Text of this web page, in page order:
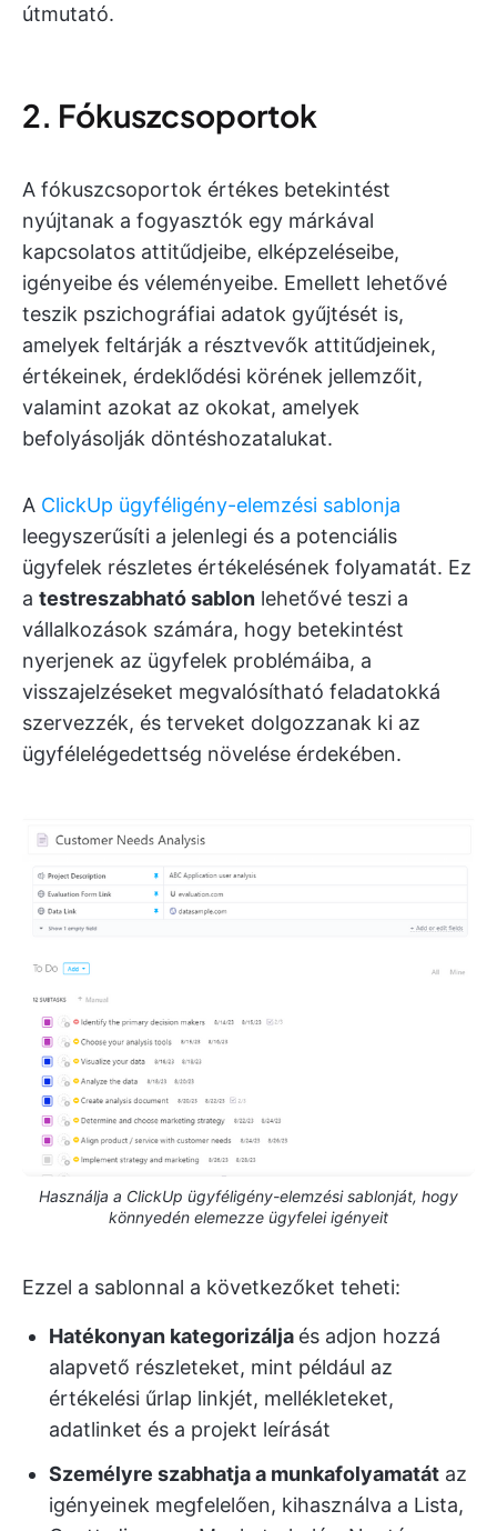
útmutató.
2. Fókuszcsoportok
A fókuszcsoportok értékes betekintést
nyújtanak a fogyasztók egy márkával
kapcsolatos attitűdjeibe, elképzeléseibe,
igényeibe és véleményeibe. Emellett lehetővé
teszik pszichográfiai adatok gyűjtését is,
amelyek feltárják a résztvevők attitűdjeinek,
értékeinek, érdeklődési körének jellemzőit,
valamint azokat az okokat, amelyek
befolyásolják döntéshozatalukat.
A ClickUp ügyféligény-elemzési sablonja
leegyszerűsíti a jelenlegi és a potenciális
ügyfelek részletes értékelésének folyamatát. Ez
a testreszabható sablon lehetővé teszi a
vállalkozások számára, hogy betekintést
nyerjenek az ügyfelek problémáiba, a
visszajelzéseket megvalósítható feladatokká
szervezzék, és terveket dolgozzanak ki az
ügyfélelégedettség növelése érdekében.
Használja a ClickUp ügyféligény-elemzési sablonját, hogy
könnyedén elemezze ügyfelei igényeit
Ezzel a sablonnal a következőket teheti:
Hatékonyan kategorizálja és adjon hozzá
alapvető részleteket, mint például az
értékelési űrlap linkjét, mellékleteket,
adatlinket és a projekt leírását
Személyre szabhatja a munkafolyamatát az
igényeinek megfelelően, kihasználva a Lista,